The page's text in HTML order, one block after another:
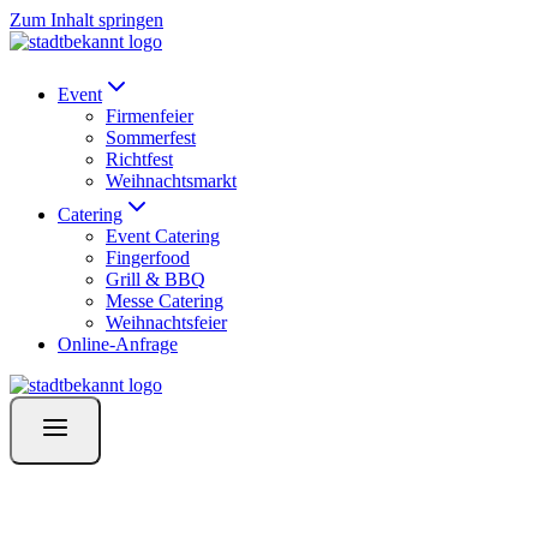
Zum Inhalt springen
Event
Firmenfeier
Sommerfest
Richtfest
Weihnachtsmarkt
Catering
Event Catering
Fingerfood
Grill & BBQ
Messe Catering
Weihnachtsfeier
Online-Anfrage